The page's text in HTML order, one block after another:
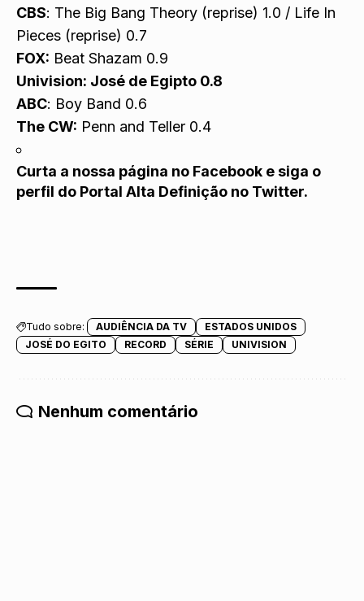
CBS: The Big Bang Theory (reprise) 1.0 / Life In
Pieces (reprise) 0.7
FOX: Beat Shazam 0.9
Univision: José de Egipto 0.8
ABC: Boy Band 0.6
The CW: Penn and Teller 0.4
Curta a nossa página no Facebook e siga o
perfil do Portal Alta Definição no Twitter.
Tudo sobre: AUDIÊNCIA DA TV
ESTADOS UNIDOS
JOSÉ DO EGITO
RECORD SÉRIE UNIVISION
Nenhum comentário